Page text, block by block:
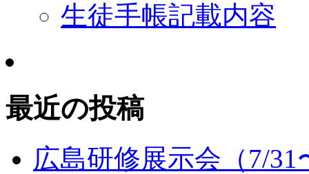
生徒手帳記載内容
最近の投稿
広島研修展示会（7/31